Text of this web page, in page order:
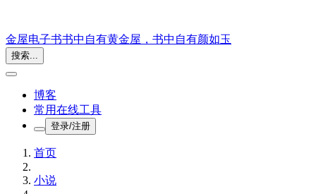
金屋电子书书中自有黄金屋，书中自有颜如玉
搜索...
博客
常用在线工具
登录/注册
首页
小说